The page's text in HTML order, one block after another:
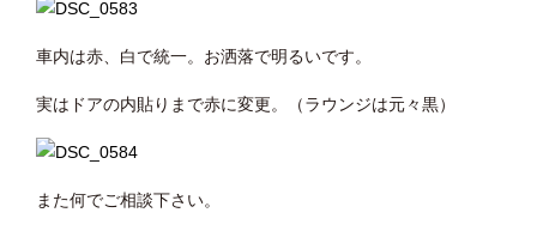
車内は赤、白で統一。お洒落で明るいです。
実はドアの内貼りまで赤に変更。（ラウンジは元々黒）
また何でご相談下さい。